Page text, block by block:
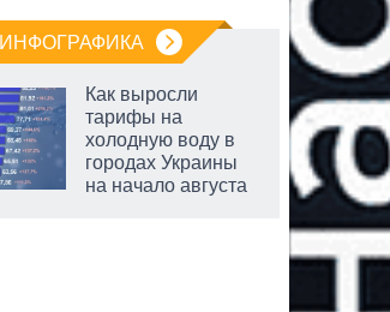
ИНФОГРАФИКА
Как выросли
тарифы на
холодную воду в
городах Украины
на начало августа